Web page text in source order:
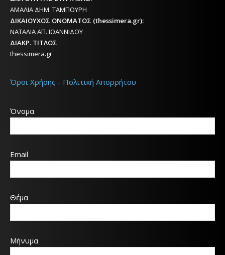
ΑΜΑΛΙΑ ΔΗΜ. ΤΑΜΠΟΥΡΗ
ΔΙΚΑΙΟΥΧΟΣ ΟΝΟΜΑΤΟΣ (thessimera.gr):
ΝΑΤΑΛΙΑ ΑΠ. ΙΩΑΝΝΙΔΟΥ
ΔΙΑΚΡ. ΤΙΤΛΟΣ
thessimera.gr
Όροι Χρήσης - Πολιτική Απορρήτου
Όνομα
Email
Θέμα
Μήνυμα